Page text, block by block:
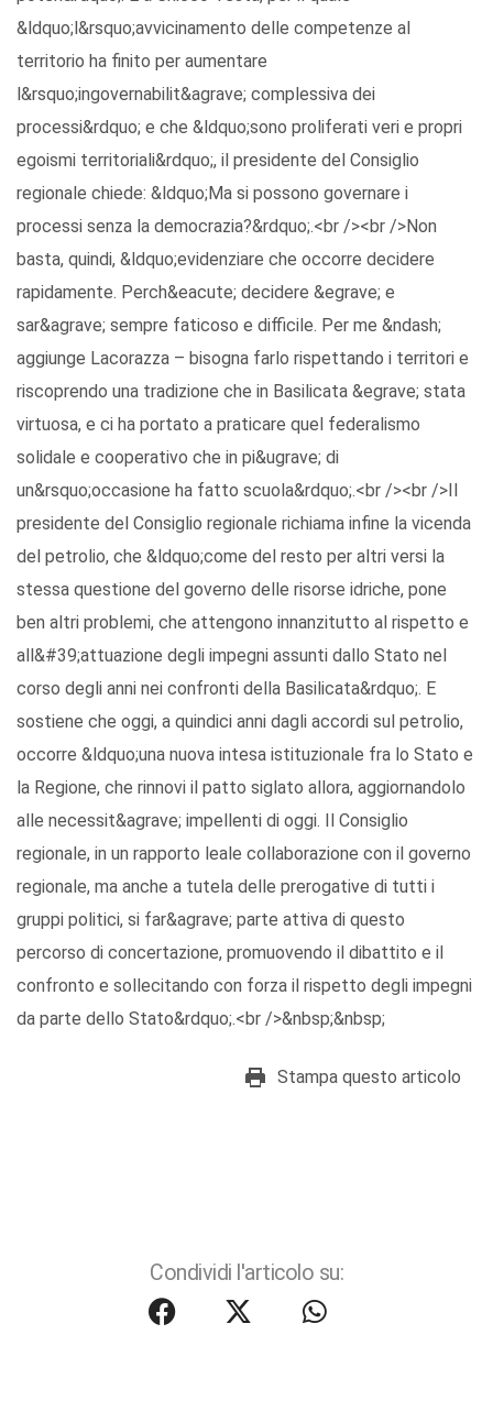
&ldquo;l&rsquo;avvicinamento delle competenze al
territorio ha finito per aumentare
l&rsquo;ingovernabilit&agrave; complessiva dei
processi&rdquo; e che &ldquo;sono proliferati veri e propri
egoismi territoriali&rdquo;, il presidente del Consiglio
regionale chiede: &ldquo;Ma si possono governare i
processi senza la democrazia?&rdquo;.<br /><br />Non
basta, quindi, &ldquo;evidenziare che occorre decidere
rapidamente. Perch&eacute; decidere &egrave; e
sar&agrave; sempre faticoso e difficile. Per me &ndash;
aggiunge Lacorazza – bisogna farlo rispettando i territori e
riscoprendo una tradizione che in Basilicata &egrave; stata
virtuosa, e ci ha portato a praticare quel federalismo
solidale e cooperativo che in pi&ugrave; di
un&rsquo;occasione ha fatto scuola&rdquo;.<br /><br />Il
presidente del Consiglio regionale richiama infine la vicenda
del petrolio, che &ldquo;come del resto per altri versi la
stessa questione del governo delle risorse idriche, pone
ben altri problemi, che attengono innanzitutto al rispetto e
all&#39;attuazione degli impegni assunti dallo Stato nel
corso degli anni nei confronti della Basilicata&rdquo;. E
sostiene che oggi, a quindici anni dagli accordi sul petrolio,
occorre &ldquo;una nuova intesa istituzionale fra lo Stato e
la Regione, che rinnovi il patto siglato allora, aggiornandolo
alle necessit&agrave; impellenti di oggi. Il Consiglio
regionale, in un rapporto leale collaborazione con il governo
regionale, ma anche a tutela delle prerogative di tutti i
gruppi politici, si far&agrave; parte attiva di questo
percorso di concertazione, promuovendo il dibattito e il
confronto e sollecitando con forza il rispetto degli impegni
da parte dello Stato&rdquo;.<br />&nbsp;&nbsp;
Stampa questo articolo
Condividi l'articolo su: